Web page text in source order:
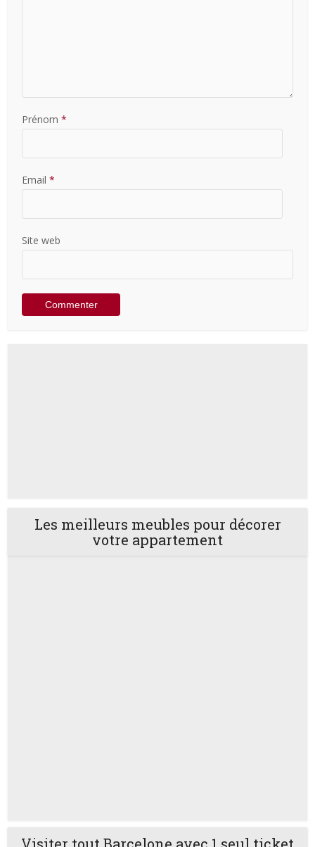
Prénom *
Email *
Site web
Les meilleurs meubles pour décorer
votre appartement